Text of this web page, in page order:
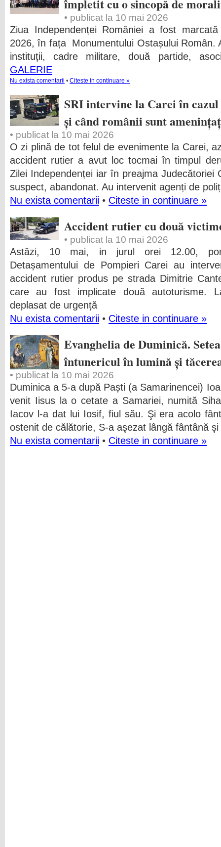
împletit cu o sincopă de
• publicat la 10 mai 2026
Ziua Independenței României a fost
2026, în fața Monumentului Ostașului Român.
instituții, cadre militare, două partide,
GALERIE
Nu exista comentarii • Citeste in continuare »
SRI intervine la Carei în
și când românii sunt
• publicat la 10 mai 2026
O zi plină de tot felul de evenimente la Carei,
accident rutier a avut loc tocmai în timpul
Zilei Independenței iar în preajma Judecătoriei
suspect, abandonat. Au intervenit agenți de
Nu exista comentarii • Citeste in continuare »
Accident rutier cu două
• publicat la 10 mai 2026
Astăzi, 10 mai, in jurul orei 12.00,
Detașamentului de Pompieri Carei au
accident rutier produs pe strada Dimitrie
care au fost implicate două autoturisme.
deplasat de urgență
Nu exista comentarii • Citeste in continuare »
Evanghelia de Duminică.
întunericul în lumină și
• publicat la 10 mai 2026
Duminica a 5-a după Paști (a Samarinencei)
venit Iisus la o cetate a Samariei, numită
Iacov l-a dat lui Iosif, fiul său. Şi era acolo
ostenit de călătorie, S-a aşezat lângă fântână şi
Nu exista comentarii • Citeste in continuare »